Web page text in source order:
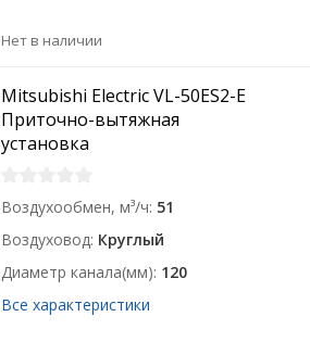
Нет в наличии
Mitsubishi Electric VL-50ES2-E
Приточно-вытяжная
установка
Воздухообмен, м³/ч 51
Воздуховод Круглый
Диаметр канала(мм) 120
Все характеристики